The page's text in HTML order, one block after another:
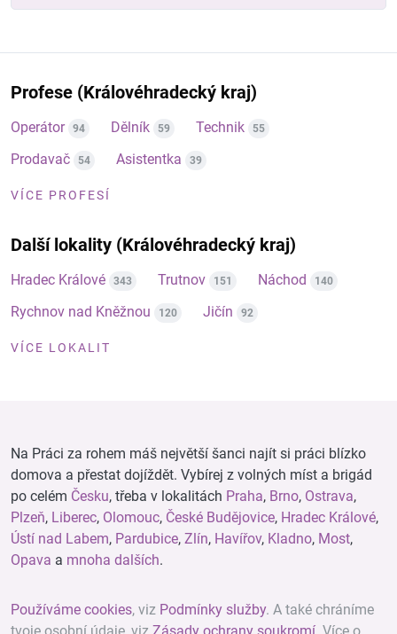
Profese (Královéhradecký kraj)
Operátor 94 Dělník 59 Technik 55
Prodavač 54 Asistentka 39
VÍCE PROFESÍ
Další lokality (Královéhradecký kraj)
Hradec Králové 343 Trutnov 151 Náchod 140
Rychnov nad Kněžnou 120 Jičín 92
VÍCE LOKALIT
Na Práci za rohem máš největší šanci najít si práci blízko
domova a přestat dojíždět. Vybírej z volných míst a brigád
po celém Česku, třeba v lokalitách Praha, Brno, Ostrava,
Plzeň, Liberec, Olomouc, České Budějovice, Hradec Králové,
Ústí nad Labem, Pardubice, Zlín, Havířov, Kladno, Most,
Opava a mnoha dalších.
Používáme cookies, viz Podmínky služby. A také chráníme